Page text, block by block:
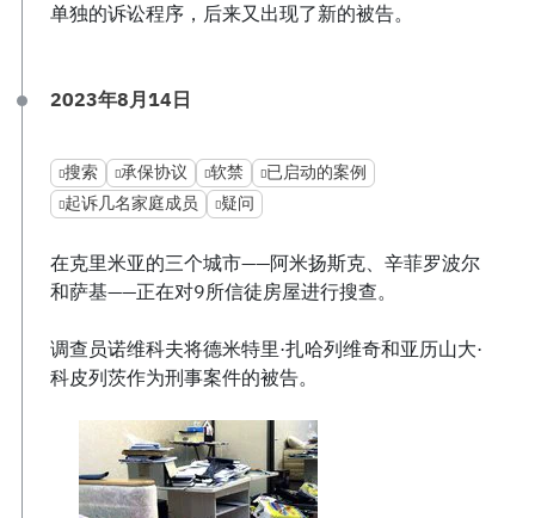
单独的诉讼程序，后来又出现了新的被告。
2023年8月14日
搜索 承保协议 软禁
已启动的案例
起诉几名家庭成员
疑问
在克里米亚的三个城市——阿米扬斯克、辛菲罗波尔
和萨基——正在对9所信徒房屋进行搜查。
调查员诺维科夫将德米特里·扎哈列维奇和亚历山大·
科皮列茨作为刑事案件的被告。